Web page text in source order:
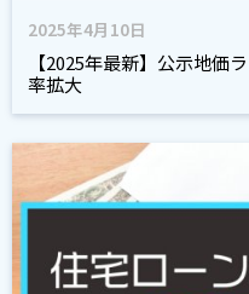
2025年4月10日
【2025年最新】公示地価
率拡大